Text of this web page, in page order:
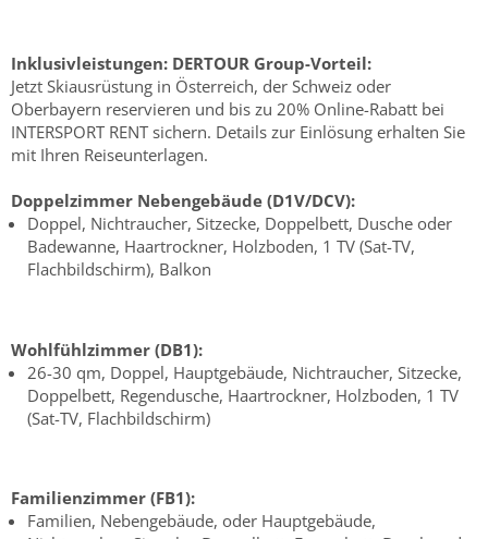
Inklusivleistungen: DERTOUR Group-Vorteil:
Jetzt Skiausrüstung in Österreich, der Schweiz oder
Oberbayern reservieren und bis zu 20% Online-Rabatt bei
INTERSPORT RENT sichern. Details zur Einlösung erhalten Sie
mit Ihren Reiseunterlagen.
Doppelzimmer Nebengebäude (D1V/DCV):
Doppel, Nichtraucher, Sitzecke, Doppelbett, Dusche oder
Badewanne, Haartrockner, Holzboden, 1 TV (Sat-TV,
Flachbildschirm), Balkon
Wohlfühlzimmer (DB1):
26-30 qm, Doppel, Hauptgebäude, Nichtraucher, Sitzecke,
Doppelbett, Regendusche, Haartrockner, Holzboden, 1 TV
(Sat-TV, Flachbildschirm)
Familienzimmer (FB1):
Familien, Nebengebäude, oder Hauptgebäude,